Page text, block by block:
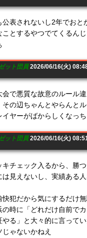
公表されないし2年でおと
ことするやつでてくるん
ット団員2026/06/16(火)
会で悪質な故意のルール
の辺ちゃんとやらんと
イヤーがばからしくなっ
ット団員2026/06/16(火)
キチェック入るから、勝
は見えないし、実績ある
犯だから気にするだけ無
の時に「どれだけ自前で
やる」と大々的に言って
ゃないかねえ